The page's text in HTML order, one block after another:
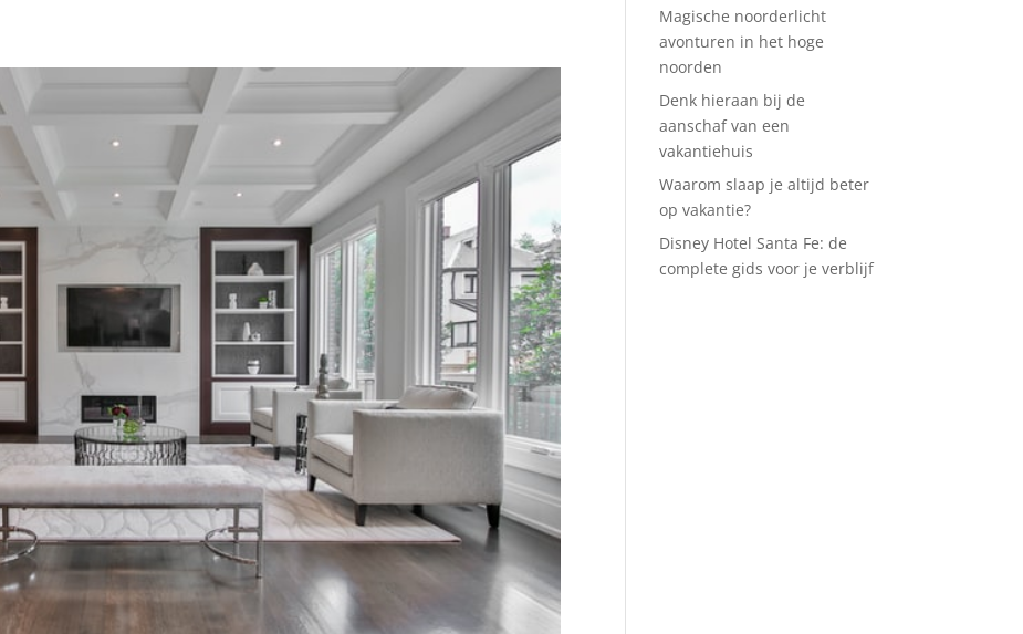
Magische noorderlicht
avonturen in het hoge
noorden
Denk hieraan bij de
aanschaf van een
vakantiehuis
Waarom slaap je altijd beter
op vakantie?
Disney Hotel Santa Fe: de
complete gids voor je verblijf